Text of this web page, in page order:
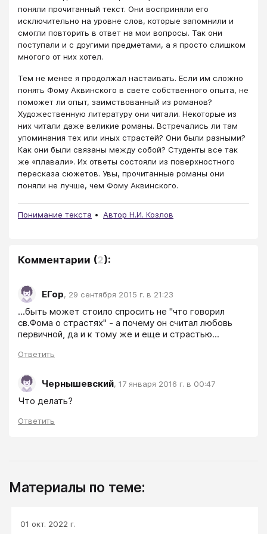
поняли прочитанный текст. Они восприняли его
исключительно на уровне слов, которые запомнили и
смогли повторить в ответ на мои вопросы. Так они
поступали и с другими предметами, а я просто слишком
многого от них хотел.
Тем не менее я продолжал настаивать. Если им сложно
понять Фому Аквинского в свете собственного опыта, не
поможет ли опыт, заимствованный из романов?
Художественную литературу они читали. Некоторые из
них читали даже великие романы. Встречались ли там
упоминания тех или иных страстей? Они были разными?
Как они были связаны между собой? Студенты все так
же «плавали». Их ответы состояли из поверхностного
пересказа сюжетов. Увы, прочитанные романы они
поняли не лучше, чем Фому Аквинского.
Понимание текста Автор Н.И. Козлов
Комментарии (2):
ЕГор, 29 сентября 2015 г. в 21:23
...быть может стоило спросить не "что говорил
св.Фома о страстях" - а почему он считал любовь
первичной, да и к тому же и еще и страстью...
Ответить
Чернышевский, 17 января 2016 г. в 00:47
Ответить
Материалы по теме:
01 окт. 2022 г.